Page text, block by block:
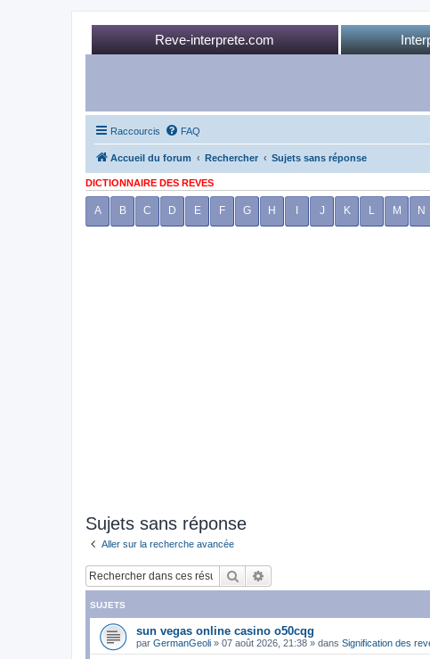
Reve-interprete.com
Raccourcis FAQ
Accueil du forum Rechercher Sujets sans réponse
DICTIONNAIRE DES REVES
A B C D E F G H J K L M N
Sujets sans réponse
Aller sur la recherche avancée
Rechercher
SUJETS
sun vegas online casino o50cqg
par GermanGeoli » 07 août 2026, 21:38 » dans Signification des